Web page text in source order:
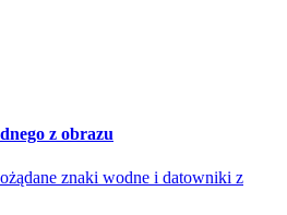
z obrazu
znaki wodne i datowniki z